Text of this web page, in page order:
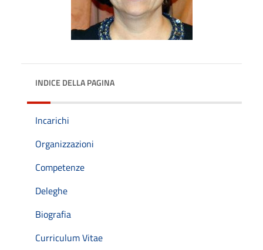
INDICE DELLA PAGINA
Incarichi
Organizzazioni
Competenze
Deleghe
Biografia
Curriculum Vitae